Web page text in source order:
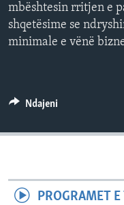
mbështesin rritjen e
shqetësime se
minimale e vënë
Ndajeni
PROGRAMET